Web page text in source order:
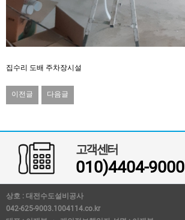
집수리 도배 주차장시설
이전글 다음글
고객센터
010)4404-9000
상호 : 대전수도설비공사
042-625-9003.1004114.co.kr